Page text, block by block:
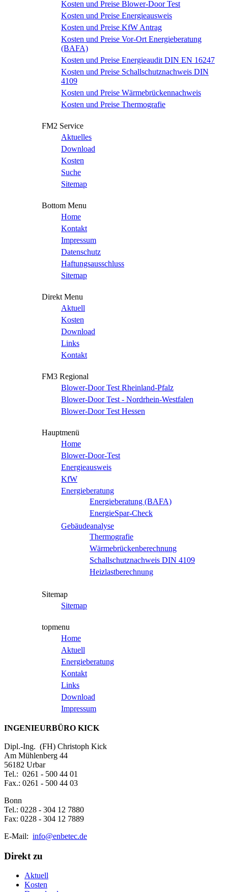
Kosten und Preise Blower-Door Test
Kosten und Preise Energieausweis
Kosten und Preise KfW Antrag
Kosten und Preise Vor-Ort Energieberatung
(BAFA)
Kosten und Preise Energieaudit DIN EN 16247
Kosten und Preise Schallschutznachweis DIN
4109
Kosten und Preise Wärmebrückennachweis
Kosten und Preise Thermografie
FM2 Service
Aktuelles
Download
Kosten
Suche
Sitemap
Bottom Menu
Home
Kontakt
Impressum
Datenschutz
Haftungsausschluss
Sitemap
Direkt Menu
Aktuell
Kosten
Download
Links
Kontakt
FM3 Regional
Blower-Door Test Rheinland-Pfalz
Blower-Door Test - Nordrhein-Westfalen
Blower-Door Test Hessen
Hauptmenü
Home
Blower-Door-Test
Energieausweis
KfW
Energieberatung
Energieberatung (BAFA)
EnergieSpar-Check
Gebäudeanalyse
Thermografie
Wärmebrückenberechnung
Schallschutznachweis DIN 4109
Heizlastberechnung
Sitemap
Sitemap
topmenu
Home
Aktuell
Energieberatung
Kontakt
Links
Download
Impressum
INGENIEURBÜRO KICK
Dipl.-Ing. (FH) Christoph Kick
Am Mühlenberg 44
56182 Urbar
Tel.: 0261 - 500 44 01
Fax.: 0261 - 500 44 03
Bonn
Tel.: 0228 - 304 12 7880
Fax: 0228 - 304 12 7889
E-Mail: info@enbetec.de
Direkt zu
Aktuell
Kosten